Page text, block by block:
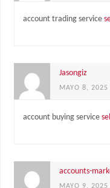
account trading service
Jasongiz
MAYO 8,
account buying service
accounts-
MAYO 9,